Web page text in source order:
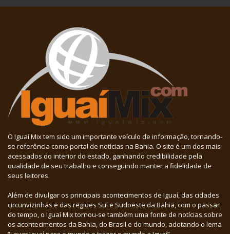
O Iguaí Mix tem sido um importante veículo de informação, tornando-
se referência como portal de notícias na Bahia. O site é um dos mais
acessados do interior do estado, ganhando credibilidade pela
qualidade de seu trabalho e conseguindo manter a fidelidade de
seus leitores.
Além de divulgar os principais acontecimentos de Iguaí, das cidades
circunvizinhas e das regiões Sul e Sudoeste da Bahia, com o passar
do tempo, o Iguaí Mix tornou-se também uma fonte de notícias sobre
os acontecimentos da Bahia, do Brasil e do mundo, adotando o lema